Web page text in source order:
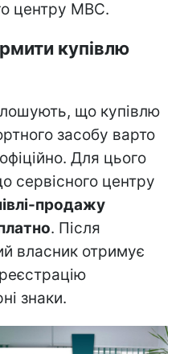
центру МВС.
купівлю
що купівлю
засобу варто
Для цього
сервісного центру
продажу
. Після
власник отримує
знаки.